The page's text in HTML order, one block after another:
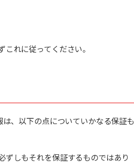
れに従ってください。
、以下の点についていかなる保証も
しもそれを保証するものではあり